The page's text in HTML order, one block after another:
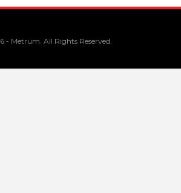
- Metrum. All Rights Reserved.